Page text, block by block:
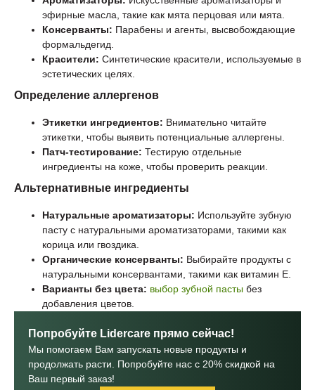
эфирные масла, такие как мята перцовая или мята.
Консерванты: Парабены и агенты, высвобождающие
формальдегид.
Красители: Синтетические красители, используемые в
эстетических целях.
Определение аллергенов
Этикетки ингредиентов: Внимательно читайте
этикетки, чтобы выявить потенциальные аллергены.
Патч-тестирование: Тестирую отдельные
ингредиенты на коже, чтобы проверить реакции.
Альтернативные ингредиенты
Натуральные ароматизаторы: Используйте зубную
пасту с натуральными ароматизаторами, такими как
корица или гвоздика.
Органические консерванты: Выбирайте продукты с
натуральными консервантами, такими как витамин E.
Варианты без цвета: выбор зубной пасты без
добавления цветов.
Попробуйте Lidercare прямо сейчас!
Мы помогаем Вам запускать новые продукты и
продолжать расти. Попробуйте нас с 20% скидкой на
Ваш первый заказ!